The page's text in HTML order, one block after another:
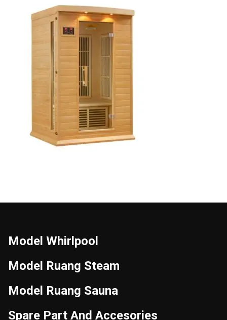
Model Whirlpool
Model Ruang Steam
Model Ruang Sauna
Spare Part And Accesories